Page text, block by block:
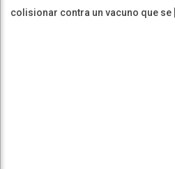
colisionar contra un vacuno que se